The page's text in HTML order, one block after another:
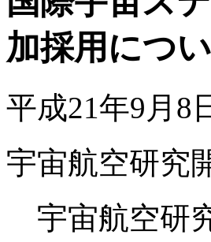
加採用につ
平成21年9月8
宇宙航空研究
宇宙航空研